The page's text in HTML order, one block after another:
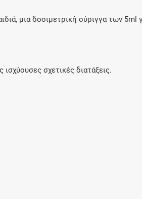
μια δοσιμετρική σύριγγα των 5ml
σχετικές διατάξεις.